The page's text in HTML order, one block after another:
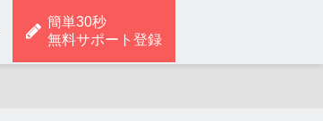
簡単30秒
無料サポート登録